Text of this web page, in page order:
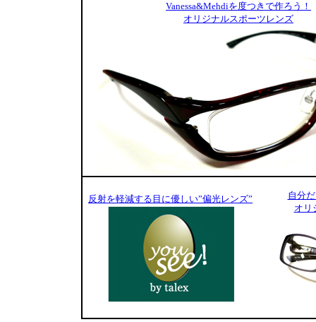
Vanessa&Mehdiを度つきで作ろう！
オリジナルスポーツレンズ
反射を軽減する目に優しい”偏光レンズ”
自分
オリ